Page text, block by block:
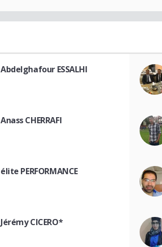
Abdelghafour ESSALHI
Anass CHERRAFI
élite PERFORMANCE
Jérémy CICERO*